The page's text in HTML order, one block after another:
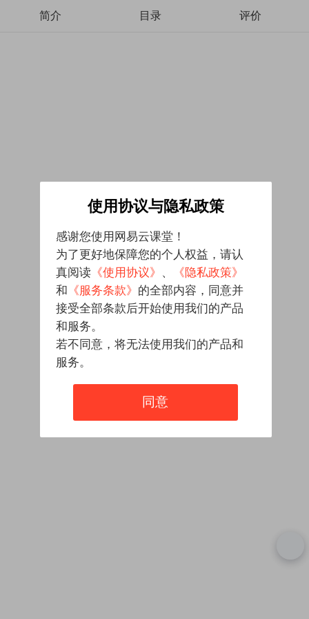
简介 目录 评价
使用协议与隐私政策
感谢您使用网易云课堂！
为了更好地保障您的个人权益，请认
真阅读 《使用协议》 、
《隐私政策》
和 《服务条款》 的全部内容，同意并
接受全部条款后开始使用我们的产品
和服务。
若不同意，将无法使用我们的产品和
服务。
同意